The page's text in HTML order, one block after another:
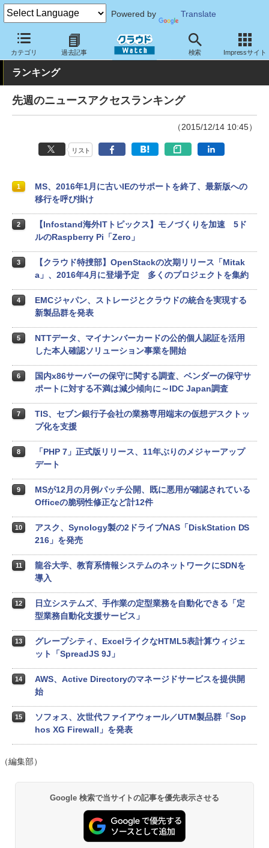
Powered by Translate
カテゴリ 過去記事 検索 Impressサイト
クラウド Watch トピック ランキング
ランキング
先週のニュースアクセスランキング
（2015/12/14 10:45）
リスト
1
MS、2016年1月に古いIEのサポートを終了、最新版への
移行を呼び掛け
2
【Infostand海外ITトピックス】モノづくりを加速 5ド
ルのRaspberry Pi「Zero」
3
【クラウド特捜部】OpenStackの次期リリース「Mitak
a」、2016年4月に登場予定 多くのプロジェクトを集約
4
EMCジャパン、ストレージとクラウドの統合を実現する
新製品群を発表
5
NTTデータ、マイナンバーカードの公的個人認証を活用
した本人確認ソリューション事業を開始
6
国内x86サーバーの保守に関する調査、ベンダーの保守サ
ポートに対する不満は減少傾向に～IDC Japan調査
7
TIS、セブン銀行子会社の業務専用端末の仮想デスクトッ
プ化を支援
8
「PHP 7」正式版リリース、11年ぶりのメジャーアップ
デート
9
MSが12月の月例パッチ公開、既に悪用が確認されている
Officeの脆弱性修正など計12件
10
アスク、Synology製の2ドライブNAS「DiskStation DS
216」を発売
11
龍谷大学、教育系情報システムのネットワークにSDNを
導入
12
日立システムズ、手作業の定型業務を自動化できる「定
型業務自動化支援サービス」
13
グレープシティ、ExcelライクなHTML5表計算ウィジェ
ット「SpreadJS 9J」
14
AWS、Active Directoryのマネージドサービスを提供開
始
15
ソフォス、次世代ファイアウォール／UTM製品群「Sop
hos XG Firewall」を発表
（編集部）
Google 検索で当サイトの記事を優先表示させる